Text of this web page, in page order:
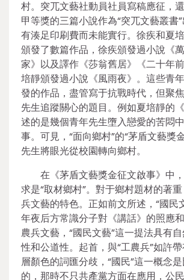
村。突兀文藝社動員社員寫稿應征，
甲等獎的三篇小說作為“突兀文藝叢書
有湊足印刷費而未能實行。徐疾和夏
頒發了數篇作品，徐疾頒發過小說《
家》以及譯作《莎翁舊居》《二十年
培靜頒發過小說《風雨夜》。這些青
發的作品，盡管寫于抗戰時代，但聚
先生追蹤關心的題目。例如夏培靜的
述的是幾個青年先生墮入戀愛的苦悶
事。可見，“面向鄉村”的“茅盾文藝獎
先生將眼光從校園轉向鄉村。
在《茅盾文藝獎金征文啟事》中
求是“取材鄉村”。對于鄉村題材的著
兵文藝的特色。正如前文所述，“國民
年夜后方常識分子對《講話》的照應
農兵文藝，“國民文藝”這一提法具有
性和公道性。起首，與“工農兵”如許
層顏色的詞匯分歧，“國民”這一概念
的，那時不只共產黨方面在應用，公